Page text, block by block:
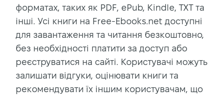
форматах, таких як PDF, ePub, Kindle, TXT та
інші. Усі книги на Free-Ebooks.net доступні
для завантаження та читання безкоштовно,
без необхідності платити за доступ або
реєструватися на сайті. Користувачі можуть
залишати відгуки, оцінювати книги та
рекомендувати їх іншим користувачам, що